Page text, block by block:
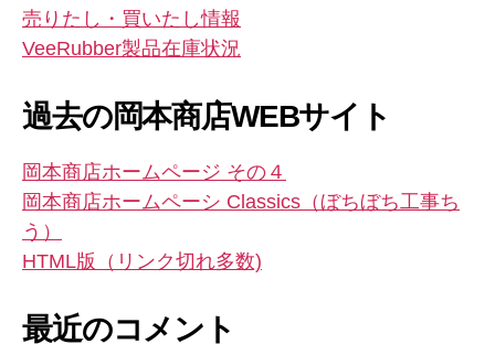
売りたし・買いたし情報
VeeRubber製品在庫状況
過去の岡本商店WEBサイト
岡本商店ホームページ その４
岡本商店ホームペーシ Classics（ぼちぼち工事ち
う）
HTML版（リンク切れ多数)
最近のコメント